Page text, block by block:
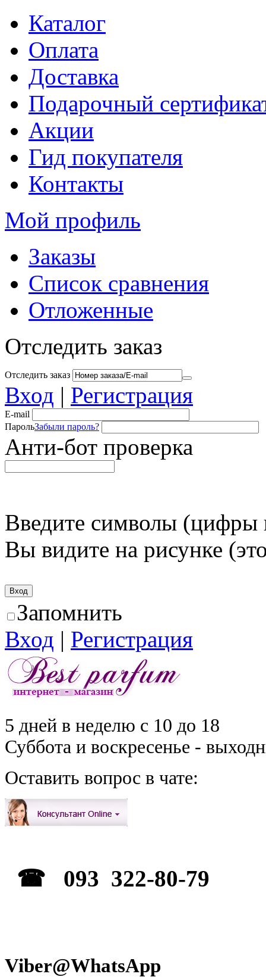
Каталог
Оплата
Доставка
Подарочный
Акции
Гид покупателя
Контакты
Мой профиль
Заказы
Список сравнения
Отложенные
Отследить заказ
Отследить заказ
Вход | Регистрация
E-mail
ПарольЗабыли пароль?
Анти-бот проверка
Введите символы (цифры
Вы видите на рисунке
Запомнить
Вход | Регистрация
5 дней в неделю с 10 до 18
Суббота и воскресенье -
Оставить вопрос в чате:
☎ 093 322-80-79
Viber@WhatsApp